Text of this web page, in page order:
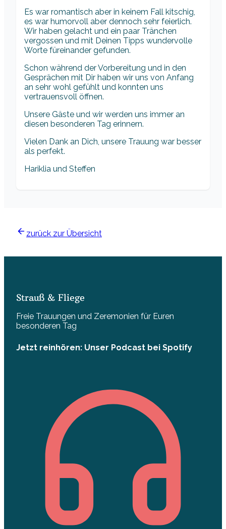
Es war romantisch aber in keinem Fall kitschig,
es war humorvoll aber dennoch sehr feierlich.
Wir haben gelacht und ein paar Tränchen
vergossen und mit Deinen Tipps wundervolle
Worte füreinander gefunden.
Schon während der Vorbereitung und in den
Gesprächen mit Dir haben wir uns von Anfang
an sehr wohl gefühlt und konnten uns
vertrauensvoll öffnen.
Unsere Gäste und wir werden uns immer an
diesen besonderen Tag erinnern.
Vielen Dank an Dich, unsere Trauung war besser
als perfekt.
Hariklia und Steffen
zurück zur Übersicht
Strauß & Fliege
Freie Trauungen und Zeremonien für Euren
besonderen Tag
Jetzt reinhören: Unser Podcast bei Spotify